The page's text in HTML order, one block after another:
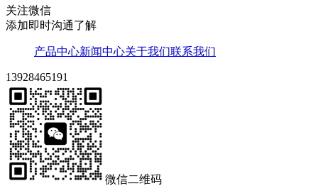
关注微信
添加即时沟通了解
产品中心新闻中心关于我们联系我们
13928465191
微信二维码